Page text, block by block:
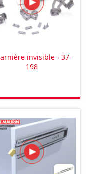
invisible - 37-
198